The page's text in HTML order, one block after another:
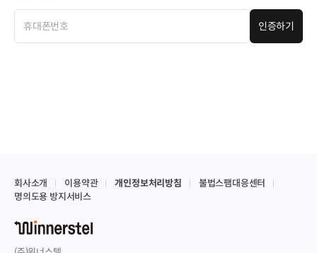
인증하기
회사소개 이용약관 개인정보처리방침
불법스팸대응센터
명의도용 방지서비스